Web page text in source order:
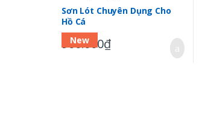
New
Sơn Lót Chuyên Dụng Cho
Hồ Cá
900.000₫